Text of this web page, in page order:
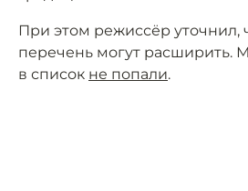
При этом режиссёр уточнил,
перечень могут расширить.
в список не попали.